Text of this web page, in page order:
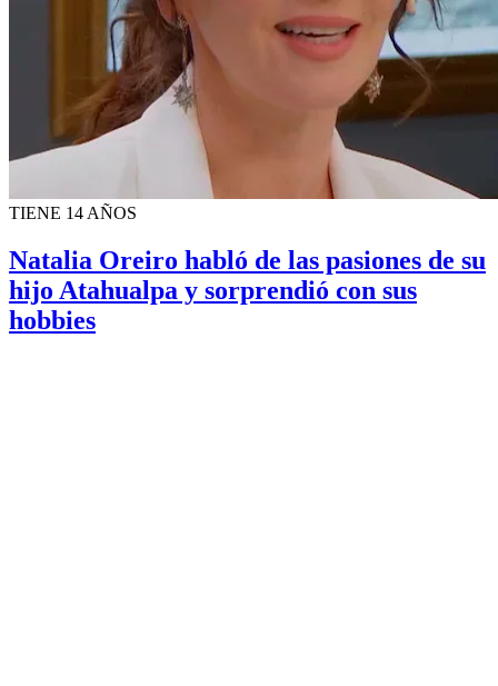
TIENE 14 AÑOS
Natalia Oreiro habló de las pasiones de su
hijo Atahualpa y sorprendió con sus
hobbies